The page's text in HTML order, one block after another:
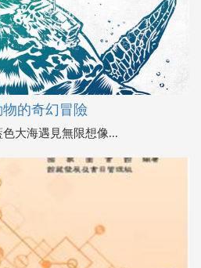
的奇幻冒險
大海遇見無限想像...